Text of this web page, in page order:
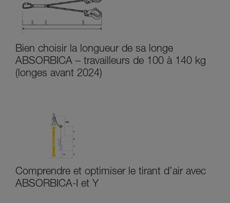
Bien choisir la longueur de sa longe
ABSORBICA – travailleurs de 100 à 140 kg
(longes avant 2024)
Comprendre et optimiser le tirant d’air avec
ABSORBICA-I et Y